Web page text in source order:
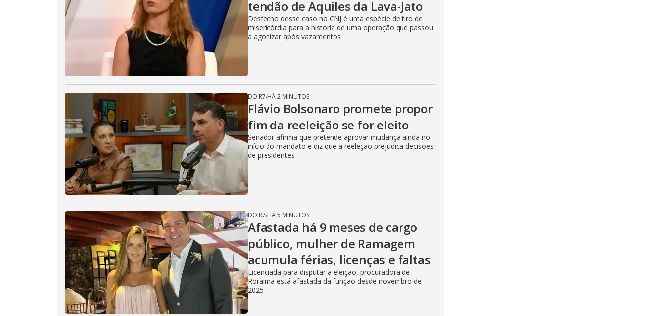
i
d
e
o
tendão de Aquiles da Lava-Jato
Desfecho desse caso no CNJ é uma espécie de tiro de
misericórdia para a história de uma operação que passou
a agonizar após vazamentos
DO R7/HÁ 2 MINUTOS
Flávio Bolsonaro promete propor
fim da reeleição se for eleito
Senador afirma que pretende aprovar mudança ainda no
início do mandato e diz que a reeleção prejudica decisões
de presidentes
DO R7/HÁ 5 MINUTOS
Afastada há 9 meses de cargo
público, mulher de Ramagem
acumula férias, licenças e faltas
Licenciada para disputar a eleição, procuradora de
Roraima está afastada da função desde novembro de
2025